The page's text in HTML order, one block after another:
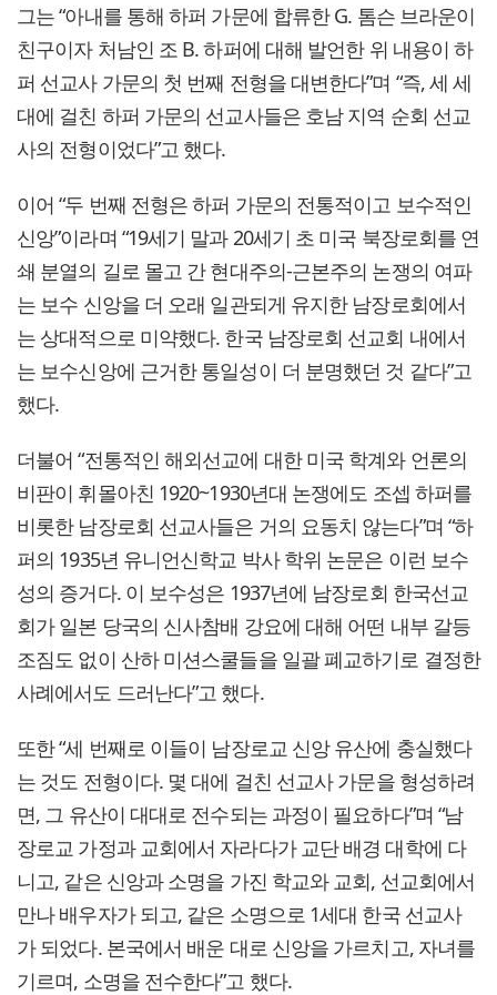
그는 “아내를 통해 하퍼 가문에 합류한 G. 톰슨 브라운이
친구이자 처남인 조 B. 하퍼에 대해 발언한 위 내용이 하
퍼 선교사 가문의 첫 번째 전형을 대변한다”며 “즉, 세 세
대에 걸친 하퍼 가문의 선교사들은 호남 지역 순회 선교
사의 전형이었다”고 했다.
이어 “두 번째 전형은 하퍼 가문의 전통적이고 보수적인
신앙”이라며 “19세기 말과 20세기 초 미국 북장로회를 연
쇄 분열의 길로 몰고 간 현대주의-근본주의 논쟁의 여파
는 보수 신앙을 더 오래 일관되게 유지한 남장로회에서
는 상대적으로 미약했다. 한국 남장로회 선교회 내에서
는 보수신앙에 근거한 통일성이 더 분명했던 것 같다”고
했다.
더불어 “전통적인 해외선교에 대한 미국 학계와 언론의
비판이 휘몰아친 1920~1930년대 논쟁에도 조셉 하퍼를
비롯한 남장로회 선교사들은 거의 요동치 않는다”며 “하
퍼의 1935년 유니언신학교 박사 학위 논문은 이런 보수
성의 증거다. 이 보수성은 1937년에 남장로회 한국선교
회가 일본 당국의 신사참배 강요에 대해 어떤 내부 갈등
조짐도 없이 산하 미션스쿨들을 일괄 폐교하기로 결정한
사례에서도 드러난다”고 했다.
또한 “세 번째로 이들이 남장로교 신앙 유산에 충실했다
는 것도 전형이다. 몇 대에 걸친 선교사 가문을 형성하려
면, 그 유산이 대대로 전수되는 과정이 필요하다”며 “남
장로교 가정과 교회에서 자라다가 교단 배경 대학에 다
니고, 같은 신앙과 소명을 가진 학교와 교회, 선교회에서
만나 배우자가 되고, 같은 소명으로 1세대 한국 선교사
가 되었다. 본국에서 배운 대로 신앙을 가르치고, 자녀를
기르며, 소명을 전수한다”고 했다.